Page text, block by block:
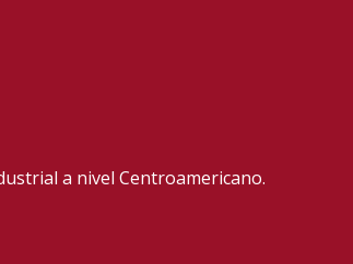
a nivel Centroamericano.